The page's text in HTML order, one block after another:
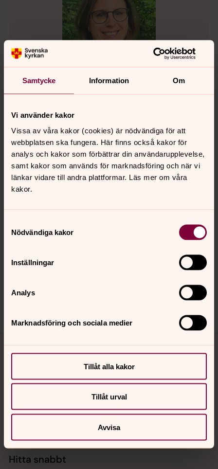
Samtycke Information Om
Vi använder kakor
Vissa av våra kakor (cookies) är nödvändiga för att
webbplatsen ska fungera. Här finns också kakor för
analys och kakor som förbättrar din användarupplevelse,
samt kakor som används för marknadsföring och när vi
länkar vidare till andra plattformar. Läs mer om våra
kakor.
Nödvändiga kakor
Inställningar
Analys
Marknadsföring och sociala medier
Tillåt alla kakor
Tillåt urval
Avvisa
Marie-Louise Marek
Diakon i Älvsborgs församling, Samordnare för
diakonin i Västra Frölunda pastorat, Västra
Frölunda pastorat
Direkt:
Synpunkter eller frågor på sidans
vastrafrolunda.pastorat@svenskakyrkan.se
Kontakt
Hitta snabbt